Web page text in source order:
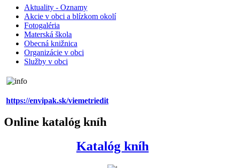
Aktuality - Oznamy
Akcie v obci a blízkom okolí
Fotogaléria
Materská škola
Obecná knižnica
Organizácie v obci
Služby v obci
https://envipak.sk/viemetriedit
Online katalóg kníh
Katalóg kníh